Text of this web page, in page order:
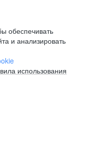
обеспечивать
и анализировать
использования